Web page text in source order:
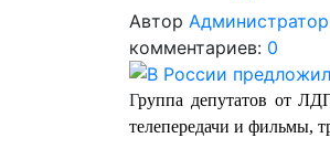
Автор Администратор
комментариев: 0
Группа депутатов от
телепередачи и фильмы,